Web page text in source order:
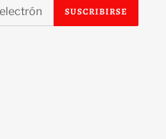
SUSCRIBIRSE